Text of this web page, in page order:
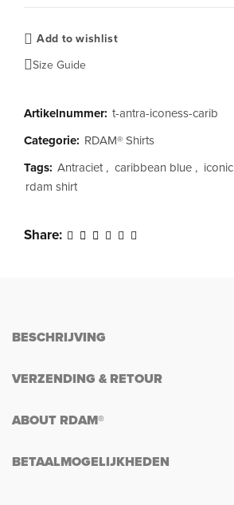
Add to wishlist
Size Guide
Artikelnummer: t-antra-iconess-carib
Categorie: RDAM® Shirts
Tags: Antraciet , caribbean blue , iconic
rdam shirt
Share
BESCHRIJVING
VERZENDING & RETOUR
ABOUT RDAM®
BETAALMOGELIJKHEDEN